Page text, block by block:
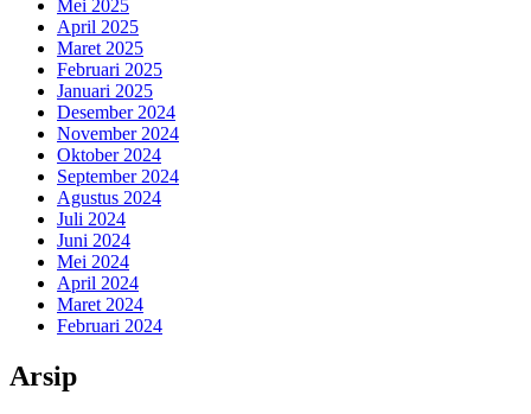
Mei 2025
April 2025
Maret 2025
Februari 2025
Januari 2025
Desember 2024
November 2024
Oktober 2024
September 2024
Agustus 2024
Juli 2024
Juni 2024
Mei 2024
April 2024
Maret 2024
Februari 2024
Arsip